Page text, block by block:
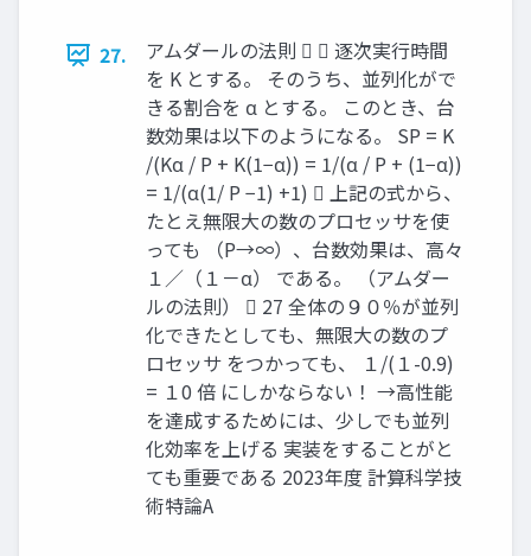
27.
アムダールの法則   逐次実行時間
を K とする。 そのうち、並列化がで
きる割合を α とする。 このとき、台
数効果は以下のようになる。 SP = K
/(Kα / P + K(1−α)) = 1/(α / P + (1−α))
= 1/(α(1/ P −1) +1)  上記の式から、
たとえ無限大の数のプロセッサを使
っても （P→∞）、台数効果は、高々
１／（１－α） である。 （アムダー
ルの法則）  27 全体の９０％が並列
化できたとしても、無限大の数のプ
ロセッサ をつかっても、 １/(１-0.9)
= １0 倍 にしかならない！ →高性能
を達成するためには、少しでも並列
化効率を上げる 実装をすることがと
ても重要である 2023年度 計算科学技
術特論A